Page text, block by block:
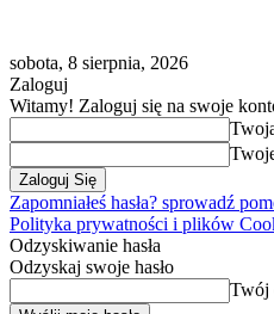
sobota, 8 sierpnia, 2026
Zaloguj
Witamy! Zaloguj się na swoje
Zapomniałeś hasła? sprowadź
Polityka prywatności i plików
Odzyskiwanie hasła
Odzyskaj swoje hasło
Twój